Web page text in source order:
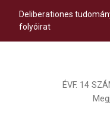
Deliberationes
folyóirat
ÉVF. 14